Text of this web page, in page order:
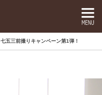
七五三前撮りキャンペーン第1弾！